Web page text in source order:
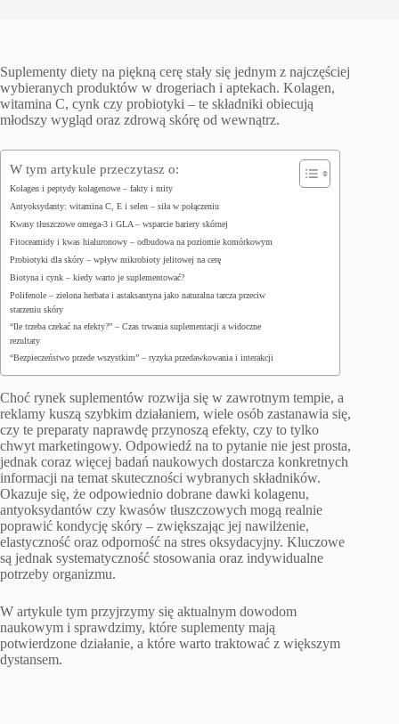
Suplementy diety na piękną cerę stały się jednym z najczęściej
wybieranych produktów w drogeriach i aptekach. Kolagen,
witamina C, cynk czy probiotyki – te składniki obiecują
młodszy wygląd oraz zdrową skórę od wewnątrz.
W tym artykule przeczytasz o:
Kolagen i peptydy kolagenowe – fakty i mity
Antyoksydanty: witamina C, E i selen – siła w połączeniu
Kwasy tłuszczowe omega-3 i GLA – wsparcie bariery skórnej
Fitoceamidy i kwas hialuronowy – odbudowa na poziomie komórkowym
Probiotyki dla skóry – wpływ mikrobioty jelitowej na cerę
Biotyna i cynk – kiedy warto je suplementować?
Polifenole – zielona herbata i astaksantyna jako naturalna tarcza przeciw
starzeniu skóry
“Ile trzeba czekać na efekty?” – Czas trwania suplementacji a widoczne
rezultaty
“Bezpieczeństwo przede wszystkim” – ryzyka przedawkowania i interakcji
Choć rynek suplementów rozwija się w zawrotnym tempie, a
reklamy kuszą szybkim działaniem, wiele osób zastanawia się,
czy te preparaty naprawdę przynoszą efekty, czy to tylko
chwyt marketingowy. Odpowiedź na to pytanie nie jest prosta,
jednak coraz więcej badań naukowych dostarcza konkretnych
informacji na temat skuteczności wybranych składników.
Okazuje się, że odpowiednio dobrane dawki kolagenu,
antyoksydantów czy kwasów tłuszczowych mogą realnie
poprawić kondycję skóry – zwiększając jej nawilżenie,
elastyczność oraz odporność na stres oksydacyjny. Kluczowe
są jednak systematyczność stosowania oraz indywidualne
potrzeby organizmu.
W artykule tym przyjrzymy się aktualnym dowodom
naukowym i sprawdzimy, które suplementy mają
potwierdzone działanie, a które warto traktować z większym
dystansem.